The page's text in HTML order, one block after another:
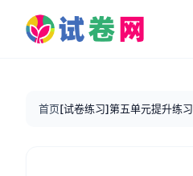
首页[试卷练习]第五单元提升练习